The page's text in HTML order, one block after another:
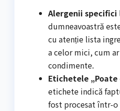
Alergenii specifici
dumneavoastră
cu atenție lista
a celor mici, cum
condimente.
Etichetele „Poate
etichete indică
fost procesat într-